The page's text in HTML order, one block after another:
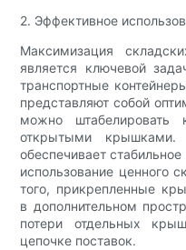
2. Эффективное
Максимизация
является ключевой
транспортные
представляют собой
можно
открытыми крышками.
обеспечивает
использование ценного
того, прикрепленные
в дополнительном
потери отдельных
цепочке поставок.